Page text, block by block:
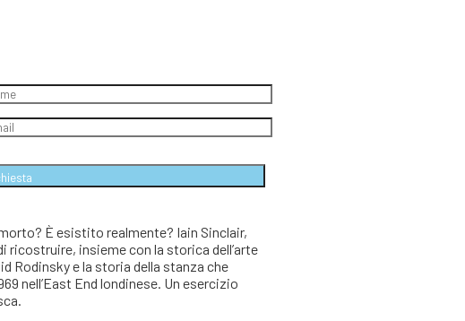
È esistito realmente? Iain Sinclair,
insieme con la storica dell’arte
Rodinsky e la storia della stanza che
nell’East End londinese. Un esercizio